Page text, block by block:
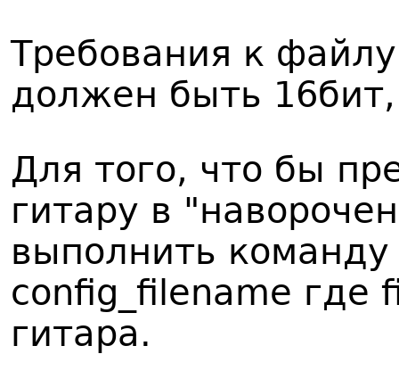
Требования к
должен быть
Для того, что бы
гитару в
выполнить
config_filename где
гитара.